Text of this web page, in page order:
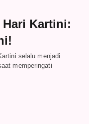
Kartini:
selalu menjadi
memperingati